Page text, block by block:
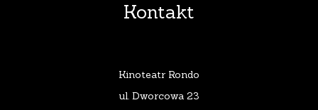
Kontakt
Kinoteatr Rondo
ul. Dworcowa 23